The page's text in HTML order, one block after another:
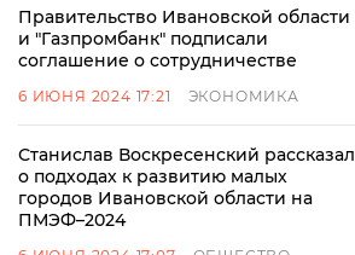
Правительство Ивановской области
и "Газпромбанк" подписали
соглашение о сотрудничестве
6 ИЮНЯ 2024 17:21 ЭКОНОМИКА
Станислав Воскресенский рассказал
о подходах к развитию малых
городов Ивановской области на
ПМЭФ–2024